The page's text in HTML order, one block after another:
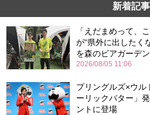
新着記事
「えだまめって、
が“県外に出したく
を森のビアガーデ
2026/08/05 11:06
プリングルズ×ウル
ーリックバター」
ントに登場